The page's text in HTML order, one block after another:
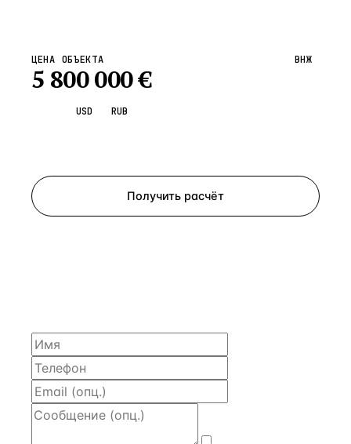
ЦЕНА ОБЪЕКТА
5 800 000€
ВНЖ
USD RUB
Получить расчёт